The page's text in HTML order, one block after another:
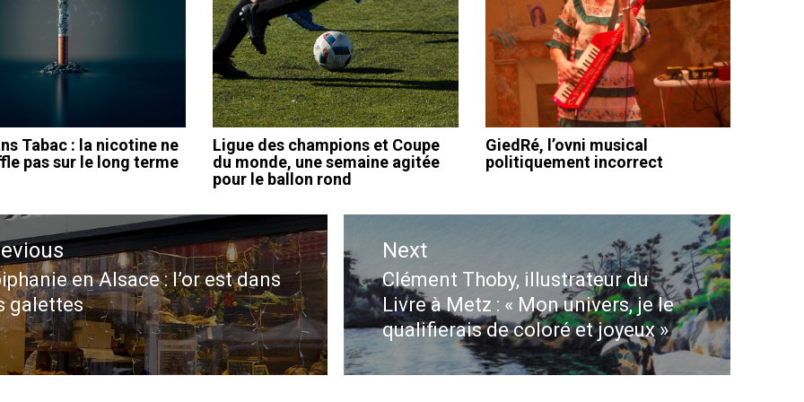
Tabac : la nicotine ne
pas sur le long terme
Ligue des champions et Coupe
du monde, une semaine agitée
pour le ballon rond
GiedRé, l’ovni musical
politiquement incorrect
en Alsace : l’or est dans
galettes
Next
Next
post:
Clément Thoby, illustrateur du
Livre à Metz : « Mon univers, je le
qualifierais de coloré et joyeux »